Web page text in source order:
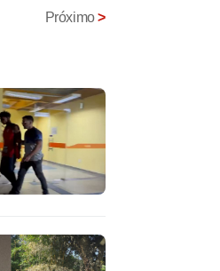
Próximo>